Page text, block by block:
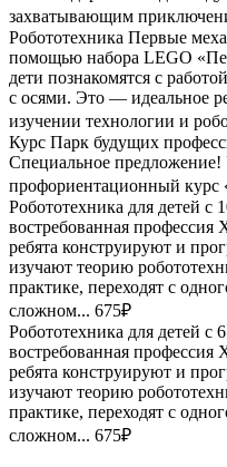
захватывающим
Робототехника Первые
помощью набора LEGO
дети познакомятся с
с осями. Это — идеальное
изучении технологии и
Курс Парк будущих
Специальное
профориентационный курс
Робототехника для детей с
востребованная
ребята конструируют и
изучают теорию
практике, переходят с
сложном... 675₽
Робототехника для детей с
востребованная
ребята конструируют и
изучают теорию
практике, переходят с
сложном... 675₽